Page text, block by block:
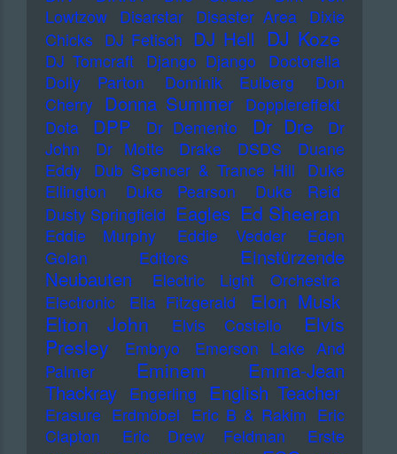
Lowtzow
Disarstar Disaster Area
Dixie
Chicks DJ Fetisch DJ Hell DJ Koze
DJ Tomcraft Django Django
Doctorella
Dolly Parton
Dominik Eulberg
Don
Cherry Donna Summer Dopplereffekt
Dota
DPP Dr Demento Dr Dre
Dr
John
Dr Motte Drake DSDS
Duane
Eddy
Dub Spencer & Trance Hill
Duke
Ellington
Duke Pearson
Duke Reid
Dusty Springfield Eagles Ed Sheeran
Eddie Murphy Eddie Vedder
Eden
Golan
Editors
Einstürzende
Neubauten
Electric Light Orchestra
Electronic
Ella Fitzgerald Elon Musk
Elton John Elvis Costello
Elvis
Presley
Embryo
Emerson Lake And
Palmer
Eminem
Emma-Jean
Thackray
Engerling English Teacher
Erasure Erdmöbel Eric B & Rakim Eric
Clapton
Eric Drew Feldman
Erste